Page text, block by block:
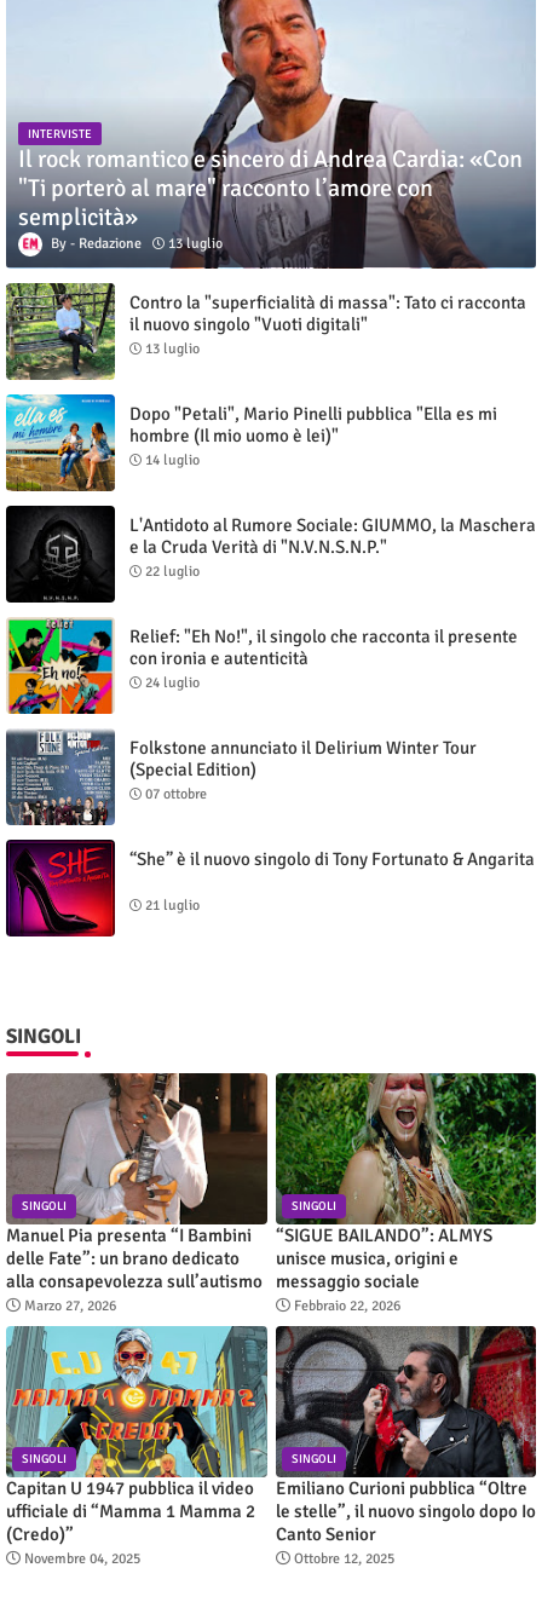
INTERVISTE
Il rock romantico e sincero di Andrea Cardia: «Con
"Ti porterò al mare" racconto l’amore con
semplicità»
Redazione 13 luglio
Contro la "superficialità di massa": Tato ci racconta
il nuovo singolo "Vuoti digitali"
13 luglio
Dopo "Petali", Mario Pinelli pubblica "Ella es mi
hombre (Il mio uomo è lei)"
14 luglio
L'Antidoto al Rumore Sociale: GIUMMO, la Maschera
e la Cruda Verità di "N.V.N.S.N.P."
22 luglio
Relief: "Eh No!", il singolo che racconta il presente
con ironia e autenticità
24 luglio
Folkstone annunciato il Delirium Winter Tour
(Special Edition)
07 ottobre
“She” è il nuovo singolo di Tony Fortunato & Angarita
21 luglio
SINGOLI
SINGOLI
Manuel Pia presenta “I Bambini
delle Fate”: un brano dedicato
alla consapevolezza sull’autismo
Marzo 27, 2026
SINGOLI
“SIGUE BAILANDO”: ALMYS
unisce musica, origini e
messaggio sociale
Febbraio 22, 2026
SINGOLI
Capitan U 1947 pubblica il video
ufficiale di “Mamma 1 Mamma 2
(Credo)”
Novembre 04, 2025
SINGOLI
Emiliano Curioni pubblica “Oltre
le stelle”, il nuovo singolo dopo Io
Canto Senior
Ottobre 12, 2025